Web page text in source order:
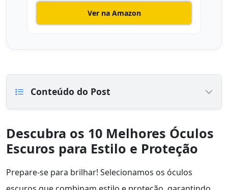
Ver na Amazon
Conteúdo do Post
Descubra os 10 Melhores Óculos
Escuros para Estilo e Proteção
Prepare-se para brilhar! Selecionamos os óculos